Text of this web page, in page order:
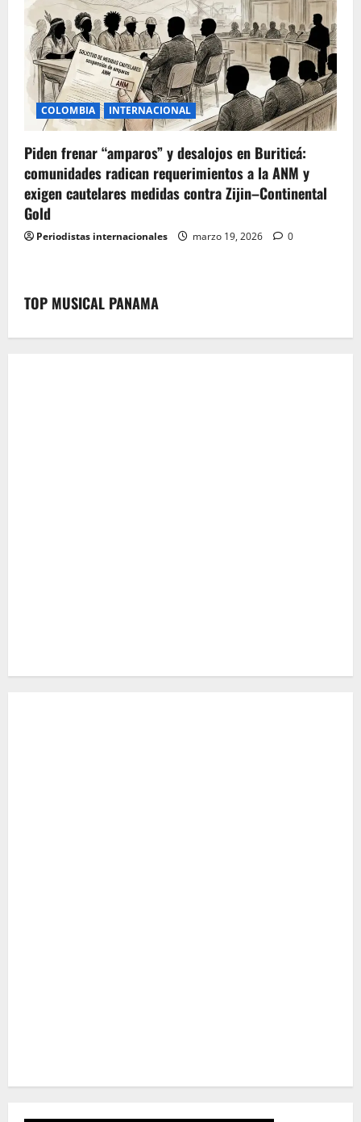
COLOMBIA INTERNACIONAL
Piden frenar “amparos” y desalojos en Buriticá:
comunidades radican requerimientos a la ANM y
exigen cautelares medidas contra Zijin–Continental
Gold
Periodistas internacionales marzo 19, 2026 0
TOP MUSICAL PANAMA